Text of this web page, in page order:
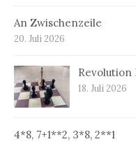
An Zwischenzeile
20. Juli 2026
Revolution
18. Juli 2026
4*8, 7+1**2, 3*8, 2**1